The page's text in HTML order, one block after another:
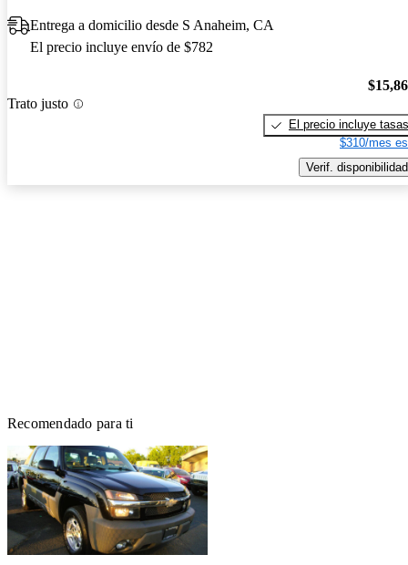
Entrega a domicilio desde S Anaheim, CA
El precio incluye envío de $782
Trato justo
El precio incluye tasas
$310/mes
Verif. disponibilidad
Recomendado para ti